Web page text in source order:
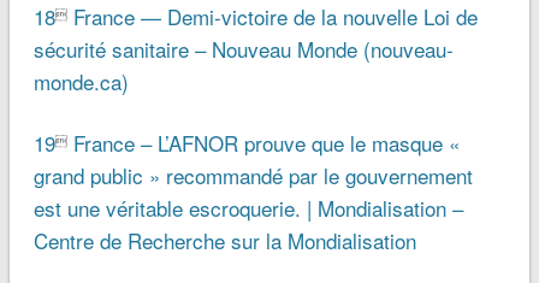
18 France — Demi-victoire de la nouvelle Loi de
sécurité sanitaire – Nouveau Monde (nouveau-
monde.ca)
19 France – L’AFNOR prouve que le masque «
grand public » recommandé par le gouvernement
est une véritable escroquerie. | Mondialisation –
Centre de Recherche sur la Mondialisation